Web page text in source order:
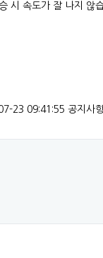
시 속도가 잘 나지 않
23 09:41:55 공지사